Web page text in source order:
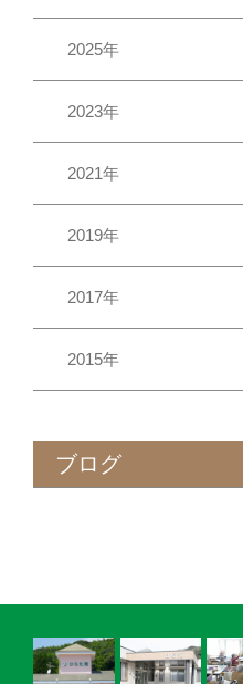
2025年
2023年
2021年
2019年
2017年
2015年
ブログ